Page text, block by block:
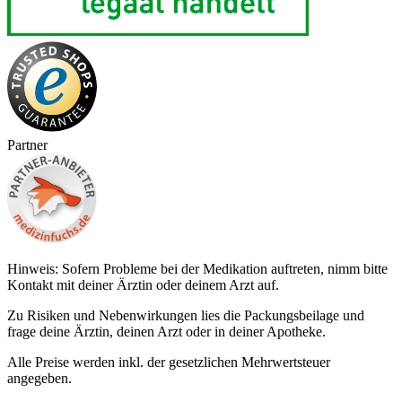
Partner
Hinweis: Sofern Probleme bei der Medikation auftreten, nimm bitte
Kontakt mit deiner Ärztin oder deinem Arzt auf.
Zu Risiken und Nebenwirkungen lies die Packungsbeilage und
frage deine Ärztin, deinen Arzt oder in deiner Apotheke.
Alle Preise werden inkl. der gesetzlichen Mehrwertsteuer
angegeben.